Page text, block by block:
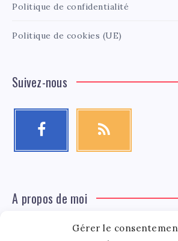
Gérer le
Politique de confidentialité
Politique de cookies (UE)
Suivez-nous
A propos de moi
Léa Tinger